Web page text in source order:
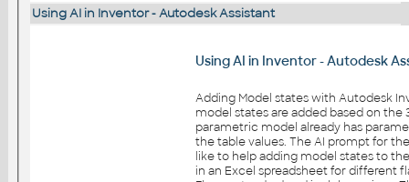
Using AI in Inventor - Autodesk Assistant
Using AI in Inventor - Autodesk
Adding Model states with Autodesk
model states are added based on the
parametric model already has
the table values. The AI prompt for the
like to help adding model states to
in an Excel spreadsheet for different